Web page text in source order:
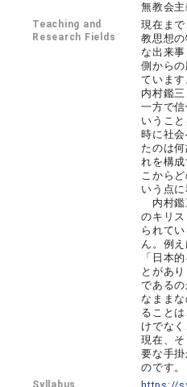
無教会
Teaching and
Research Fields
現在ま
教思想
な出来
側から
ていま
内村鑑
一方で
いうこ
時に社
たのは
れを構
こから
いう点
内村鑑
のキリ
られて
ん。例
「日本
とがあ
である
なまま
ること
けでな
現在、
要な手
のです。
Syllabus